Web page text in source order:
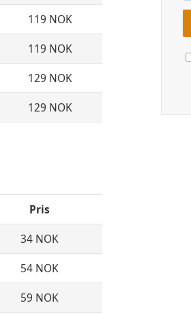
119 NOK
119 NOK
129 NOK
129 NOK
Pris
34 NOK
54 NOK
59 NOK